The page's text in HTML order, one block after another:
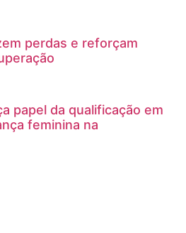
perdas e reforçam
papel da qualificação em
feminina na